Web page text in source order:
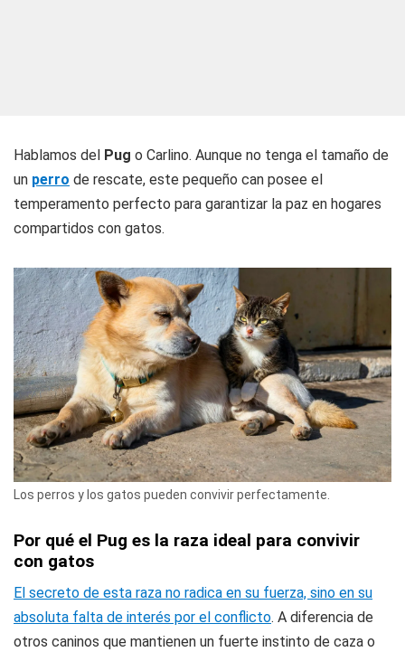
Hablamos del Pug o Carlino. Aunque no tenga el tamaño de
un perro de rescate, este pequeño can posee el
temperamento perfecto para garantizar la paz en hogares
compartidos con gatos.
Los perros y los gatos pueden convivir perfectamente.
Por qué el Pug es la raza ideal para convivir
con gatos
El secreto de esta raza no radica en su fuerza, sino en su
absoluta falta de interés por el conflicto. A diferencia de
otros caninos que mantienen un fuerte instinto de caza o